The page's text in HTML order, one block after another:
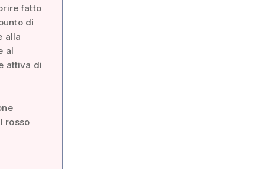
fatto
di
alla
al
attiva di
rosso